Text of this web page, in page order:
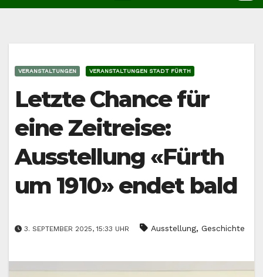
VERANSTALTUNGEN VERANSTALTUNGEN STADT FÜRTH
Letzte Chance für
eine Zeitreise:
Ausstellung «Fürth
um 1910» endet bald
3. SEPTEMBER 2025, 15:33 UHR Ausstellung, Geschichte